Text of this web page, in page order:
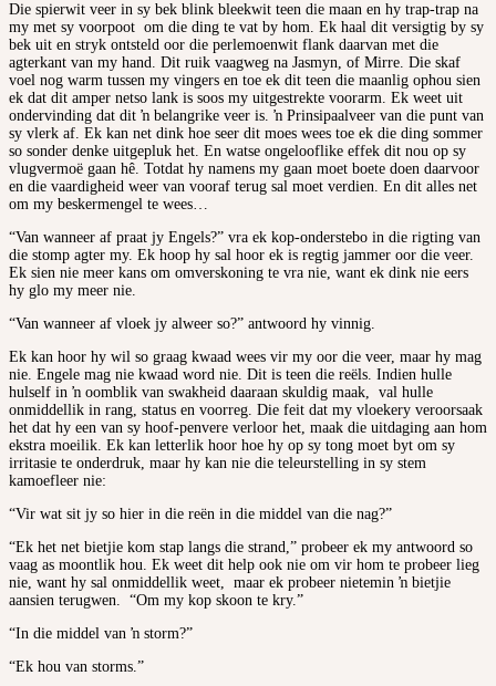
Die spierwit veer in sy bek blink bleekwit teen die maan en hy trap-trap na
my met sy voorpoot om die ding te vat by hom. Ek haal dit versigtig by sy
bek uit en stryk ontsteld oor die perlemoenwit flank daarvan met die
agterkant van my hand. Dit ruik vaagweg na Jasmyn, of Mirre. Die skaf
voel nog warm tussen my vingers en toe ek dit teen die maanlig ophou sien
ek dat dit amper netso lank is soos my uitgestrekte voorarm. Ek weet uit
ondervinding dat dit ŉ belangrike veer is. ŉ Prinsipaalveer van die punt van
sy vlerk af. Ek kan net dink hoe seer dit moes wees toe ek die ding sommer
so sonder denke uitgepluk het. En watse ongelooflike effek dit nou op sy
vlugvermoë gaan hê. Totdat hy namens my gaan moet boete doen daarvoor
en die vaardigheid weer van vooraf terug sal moet verdien. En dit alles net
om my beskermengel te wees…
“Van wanneer af praat jy Engels?” vra ek kop-onderstebo in die rigting van
die stomp agter my. Ek hoop hy sal hoor ek is regtig jammer oor die veer.
Ek sien nie meer kans om omverskoning te vra nie, want ek dink nie eers
hy glo my meer nie.
“Van wanneer af vloek jy alweer so?” antwoord hy vinnig.
Ek kan hoor hy wil so graag kwaad wees vir my oor die veer, maar hy mag
nie. Engele mag nie kwaad word nie. Dit is teen die reëls. Indien hulle
hulself in ŉ oomblik van swakheid daaraan skuldig maak, val hulle
onmiddellik in rang, status en voorreg. Die feit dat my vloekery veroorsaak
het dat hy een van sy hoof-penvere verloor het, maak die uitdaging aan hom
ekstra moeilik. Ek kan letterlik hoor hoe hy op sy tong moet byt om sy
irritasie te onderdruk, maar hy kan nie die teleurstelling in sy stem
kamoefleer nie:
“Vir wat sit jy so hier in die reën in die middel van die nag?”
“Ek het net bietjie kom stap langs die strand,” probeer ek my antwoord so
vaag as moontlik hou. Ek weet dit help ook nie om vir hom te probeer lieg
nie, want hy sal onmiddellik weet, maar ek probeer nietemin ŉ bietjie
aansien terugwen. “Om my kop skoon te kry.”
“In die middel van ŉ storm?”
“Ek hou van storms.”